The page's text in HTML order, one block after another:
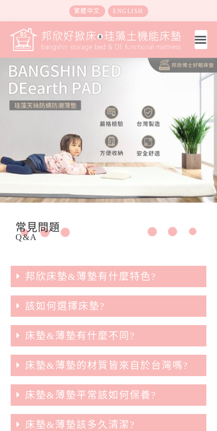
繁體中文 ENGLISH
常見問題
Q&A
邦欣床墊&薄墊有什麼特色?
該如何選擇床墊?
床墊&薄墊有什麼不同?
床墊&薄墊的材質皆來自於台灣嗎?
床墊&薄墊平常該如何保養?
床墊&薄墊該多久清潔?